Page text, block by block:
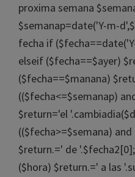
proxima semana
$semanap=date('Y-m-
fecha if
elseif ($fecha==$ayer)
($fecha==$manana)
(($fecha<=$semanap)
$return='el
(($fecha>=$semana) and
$return.=' de
($hora) $return.=' a las